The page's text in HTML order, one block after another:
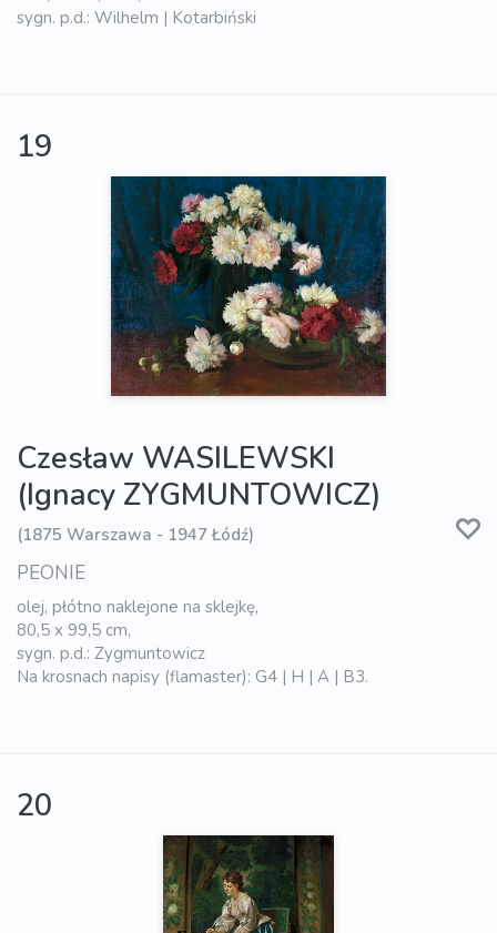
sygn. p.d.: Wilhelm | Kotarbiński
19
Czesław WASILEWSKI
(Ignacy ZYGMUNTOWICZ)
(1875 Warszawa - 1947 Łódź)
PEONIE
olej, płótno naklejone na sklejkę,
80,5 x 99,5 cm,
sygn. p.d.: Zygmuntowicz
Na krosnach napisy (flamaster): G4 | H | A | B3.
20